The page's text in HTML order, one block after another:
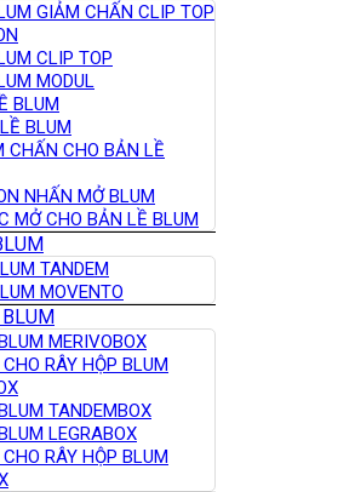
GIẢM CHẤN CLIP TOP
CLIP TOP
MODUL
BLUM
BLUM
CHẤN CHO BẢN LỀ
NHẤN MỞ BLUM
MỞ CHO BẢN LỀ BLUM
TANDEM
MOVENTO
BLUM
MERIVOBOX
RÂY HỘP BLUM
TANDEMBOX
LEGRABOX
RÂY HỘP BLUM